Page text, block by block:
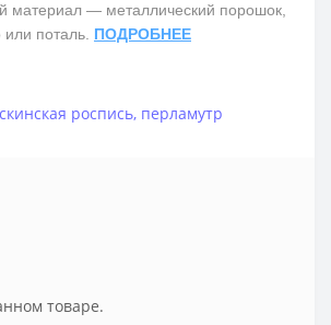
материал — металлический порошок,
или поталь. ПОДРОБНЕЕ
роспись, перламутр
товаре.